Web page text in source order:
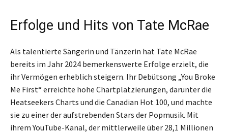
Erfolge und Hits von Tate McRae
Als talentierte Sängerin und Tänzerin hat Tate McRae
bereits im Jahr 2024 bemerkenswerte Erfolge erzielt, die
ihr Vermögen erheblich steigern. Ihr Debütsong „You Broke
Me First“ erreichte hohe Chartplatzierungen, darunter die
Heatseekers Charts und die Canadian Hot 100, und machte
sie zu einer der aufstrebenden Stars der Popmusik. Mit
ihrem YouTube-Kanal, der mittlerweile über 28,1 Millionen